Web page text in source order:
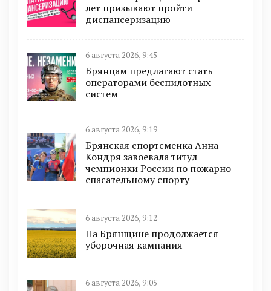
лет призывают пройти
диспансеризацию
6 августа 2026, 9:45
Брянцам предлагают cтать
оперaтoрами бeспилотных
систeм
6 августа 2026, 9:19
Брянская спортсменка Анна
Кондря завоевала титул
чемпионки России по пожарно-
спасательному спорту
6 августа 2026, 9:12
На Брянщине продолжается
уборочная кампания
6 августа 2026, 9:05